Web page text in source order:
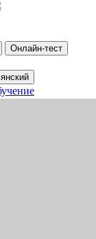
Онлайн-тест